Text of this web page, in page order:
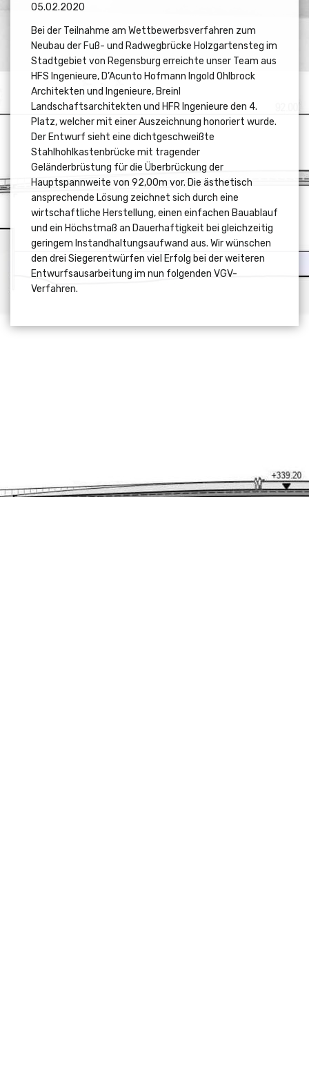
05.02.2020
Bei der Teilnahme am Wettbewerbsverfahren zum
Neubau der Fuß- und Radwegbrücke Holzgartensteg im
Stadtgebiet von Regensburg erreichte unser Team aus
HFS Ingenieure, D’Acunto Hofmann Ingold Ohlbrock
Architekten und Ingenieure, Breinl
Landschaftsarchitekten und HFR Ingenieure den 4.
Platz, welcher mit einer Auszeichnung honoriert wurde.
Der Entwurf sieht eine dichtgeschweißte
Stahlhohlkastenbrücke mit tragender
Geländerbrüstung für die Überbrückung der
Hauptspannweite von 92,00m vor. Die ästhetisch
ansprechende Lösung zeichnet sich durch eine
wirtschaftliche Herstellung, einen einfachen Bauablauf
und ein Höchstmaß an Dauerhaftigkeit bei gleichzeitig
geringem Instandhaltungsaufwand aus. Wir wünschen
den drei Siegerentwürfen viel Erfolg bei der weiteren
Entwurfsausarbeitung im nun folgenden VGV-
Verfahren.